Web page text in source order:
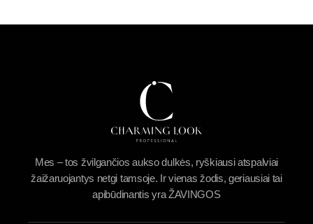
Mes – tos žvilgančios aukso dulkės, ryškiausi atspalviai
žaižaruojantys netgi tamsoje. Ir vienas žodis, geriausiai tai
apibūdinantis yra ŽAVINGOS